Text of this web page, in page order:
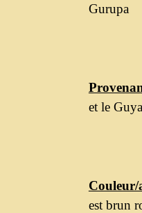
Gurupa
et le
Couleur/
est brun